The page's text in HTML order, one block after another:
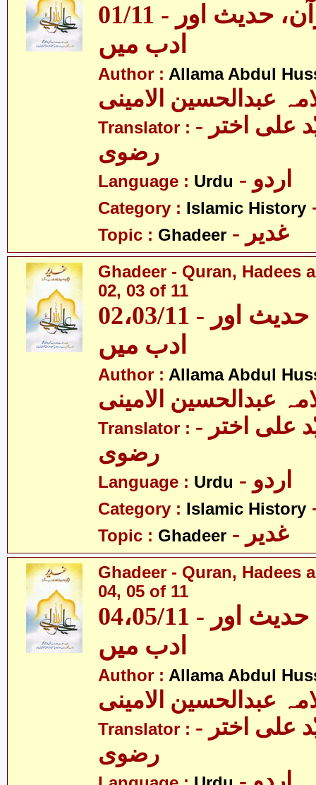
01/11 - غدیر - قرآن، حدیث اور
ادب میں
Author : Allama Abdul
عبدالحسین الامینی
Translator : - مولانا سیّد علی اختر
رضوی
Language : Urdu - اردو
Category : Islamic History
Topic : Ghadeer - غدیر
Ghadeer - Quran, Hadees
02, 03 of 11
02،03/11 - غدیر - قرآن، حدیث اور
ادب میں
Author : Allama Abdul
عبدالحسین الامینی
Translator : - مولانا سیّد علی اختر
رضوی
Language : Urdu - اردو
Category : Islamic History
Topic : Ghadeer - غدیر
Ghadeer - Quran, Hadees
04, 05 of 11
04،05/11 - غدیر - قرآن، حدیث اور
ادب میں
Author : Allama Abdul
عبدالحسین الامینی
Translator : - مولانا سیّد علی اختر
رضوی